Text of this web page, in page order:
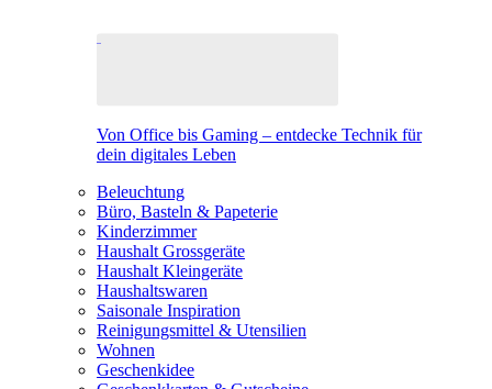
Von Office bis Gaming – entdecke Technik für
dein digitales Leben
Beleuchtung
Büro, Basteln & Papeterie
Kinderzimmer
Haushalt Grossgeräte
Haushalt Kleingeräte
Haushaltswaren
Saisonale Inspiration
Reinigungsmittel & Utensilien
Wohnen
Geschenkidee